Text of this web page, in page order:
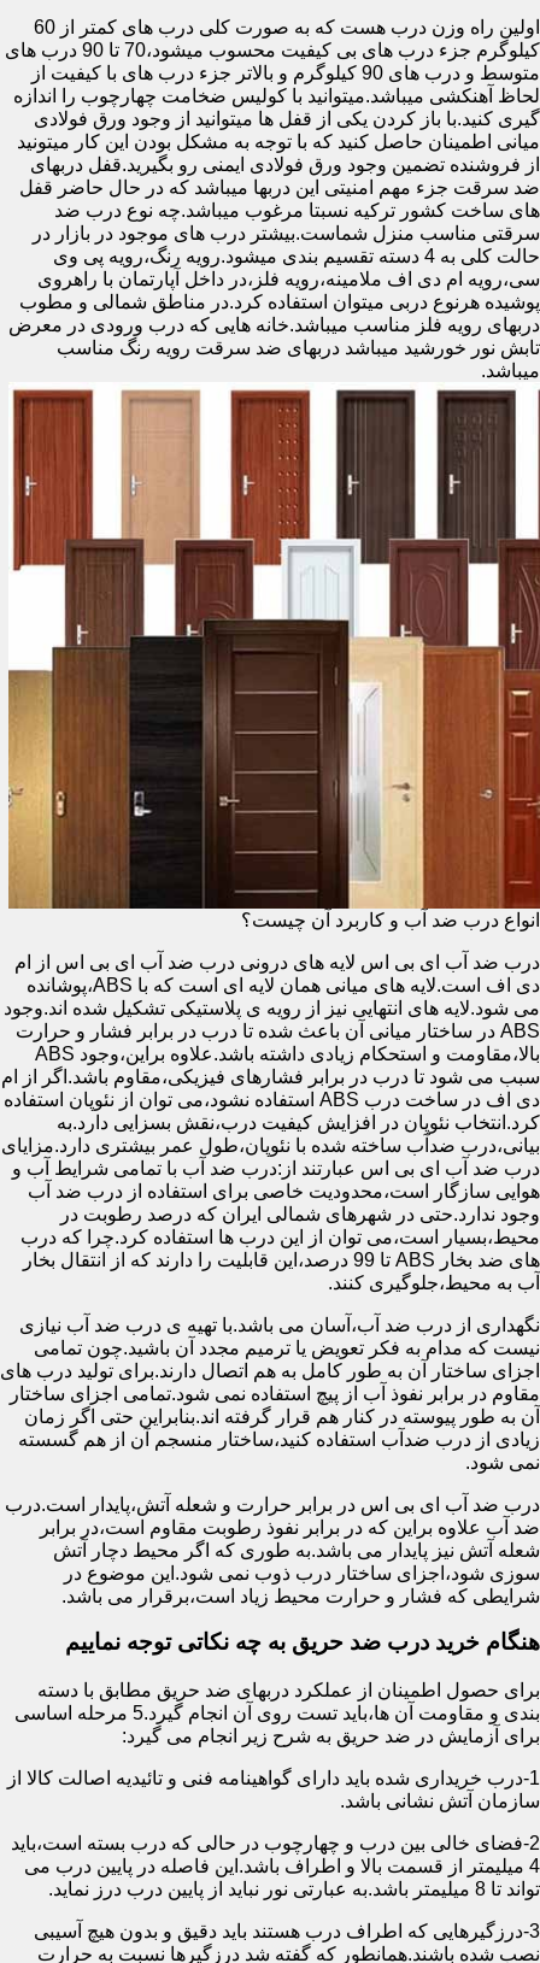
اولین راه وزن درب هست که به صورت کلی درب های کمتر از 60
کیلوگرم جزء درب های بی کیفیت محسوب میشود،70 تا 90 درب های
متوسط و درب های 90 کیلوگرم و بالاتر جزء درب های با کیفیت از
لحاظ آهنکشی میباشد.میتوانید با کولیس ضخامت چهارچوب را اندازه
گیری کنید.با باز کردن یکی از قفل ها میتوانید از وجود ورق فولادی
میانی اطمینان حاصل کنید که با توجه به مشکل بودن این کار میتونید
از فروشنده تضمین وجود ورق فولادی ایمنی رو بگیرید.قفل دربهای
ضد سرقت جزء مهم امنیتی این دربها میباشد که در حال حاضر قفل
های ساخت کشور ترکیه نسبتا مرغوب میباشد.چه نوع درب ضد
سرقتی مناسب منزل شماست.بیشتر درب های موجود در بازار در
حالت کلی به 4 دسته تقسیم بندی میشود.رویه رنگ،رویه پی وی
سی،رویه ام دی اف ملامینه،رویه فلز،در داخل آپارتمان با راهروی
پوشیده هرنوع دربی میتوان استفاده کرد.در مناطق شمالی و مطوب
دربهای رویه فلز مناسب میباشد.خانه هایی که درب ورودی در معرض
تابش نور خورشید میباشد دربهای ضد سرقت رویه رنگ مناسب
میباشد.
انواع درب ضد آب و کاربرد آن چیست؟
درب ضد آب ای بی اس لایه های درونی درب ضد آب ای بی اس از ام
دی اف است.لایه های میانی همان لایه ای است که با ABS،پوشانده
می شود.لایه های انتهایی نیز از رویه ی پلاستیکی تشکیل شده اند.وجود
ABS در ساختار میانی آن باعث شده تا درب در برابر فشار و حرارت
بالا،مقاومت و استحکام زیادی داشته باشد.علاوه براین،وجود ABS
سبب می شود تا درب در برابر فشارهای فیزیکی،مقاوم باشد.اگر از ام
دی اف در ساخت درب ABS استفاده نشود،می توان از نئوپان استفاده
کرد.انتخاب نئوپان در افزایش کیفیت درب،نقش بسزایی دارد.به
بیانی،درب ضدآب ساخته شده با نئوپان،طول عمر بیشتری دارد.مزایای
درب ضد آب ای بی اس عبارتند از:درب ضد آب با تمامی شرایط آب و
هوایی سازگار است،محدودیت خاصی برای استفاده از درب ضد آب
وجود ندارد.حتی در شهرهای شمالی ایران که درصد رطوبت در
محیط،بسیار است،می توان از این درب ها استفاده کرد.چرا که درب
های ضد بخار ABS تا 99 درصد،این قابلیت را دارند که از انتقال بخار
آب به محیط،جلوگیری کنند.
نگهداری از درب ضد آب،آسان می باشد.با تهیه ی درب ضد آب نیازی
نیست که مدام به فکر تعویض یا ترمیم مجدد آن باشید.چون تمامی
اجزای ساختار آن به طور کامل به هم اتصال دارند.برای تولید درب های
مقاوم در برابر نفوذ آب از پیچ استفاده نمی شود.تمامی اجزای ساختار
آن به طور پیوسته در کنار هم قرار گرفته اند.بنابراین حتی اگر زمان
زیادی از درب ضدآب استفاده کنید،ساختار منسجم آن از هم گسسته
نمی شود.
درب ضد آب ای بی اس در برابر حرارت و شعله آتش،پایدار است.درب
ضد آب علاوه براین که در برابر نفوذ رطوبت مقاوم است،در برابر
شعله آتش نیز پایدار می باشد.به طوری که اگر محیط دچار آتش
سوزی شود،اجزای ساختار درب ذوب نمی شود.این موضوع در
شرایطی که فشار و حرارت محیط زیاد است،برقرار می باشد.
هنگام خرید درب ضد حریق به چه نکاتی توجه نماییم
برای حصول اطمینان از عملکرد دربهای ضد حریق مطابق با دسته
بندی و مقاومت آن ها،باید تست روی آن انجام گیرد.5 مرحله اساسی
برای آزمایش در ضد حریق به شرح زیر انجام می گیرد:
1-درب خریداری شده باید دارای گواهینامه فنی و تائیدیه اصالت کالا از
سازمان آتش نشانی باشد.
2-فضای خالی بین درب و چهارچوب در حالی که درب بسته است،باید
4 میلیمتر از قسمت بالا و اطراف باشد.این فاصله در پایین درب می
تواند تا 8 میلیمتر باشد.به عبارتی نور نباید از پایین درب درز نماید.
3-درزگیرهایی که اطراف درب هستند باید دقیق و بدون هیچ آسیبی
نصب شده باشند.همانطور که گفته شد درزگیرها نسبت به حرارت